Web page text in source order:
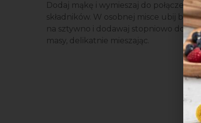
Dodaj mąkę i wymieszaj do połączenia
składników. W osobnej misce ubij białka
na sztywno i dodawaj stopniowo do
masy, delikatnie mieszając.